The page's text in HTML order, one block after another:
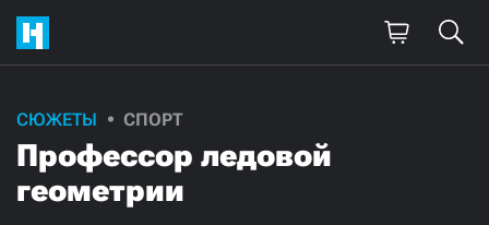
СЮЖЕТЫ СПОРТ
Профессор ледовой
геометрии
Поддержите
нашу работу!
Ежемесячно